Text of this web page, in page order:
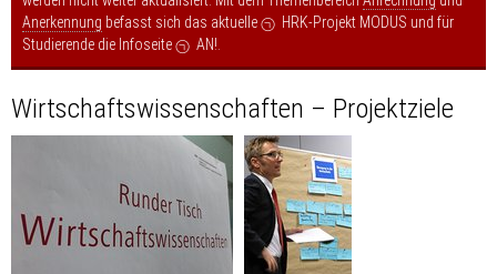
Anerkennung befasst sich das aktuelle HRK-Projekt MODUS und für
Studierende die Infoseite
AN!
Wirtschafts­wissenschaften – Projektziele